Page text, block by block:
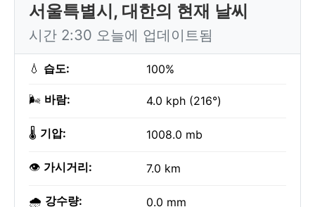
서울특별시, 대한의 현재 날씨
시간 2:30 오늘에 업데이트됨
💧 습도: 100%
🌬️ 바람: 4.0 kph (216°)
🌡️ 기압: 1008.0 mb
👁️ 가시거리: 7.0 km
🌧️ 강수량: 0.0 mm